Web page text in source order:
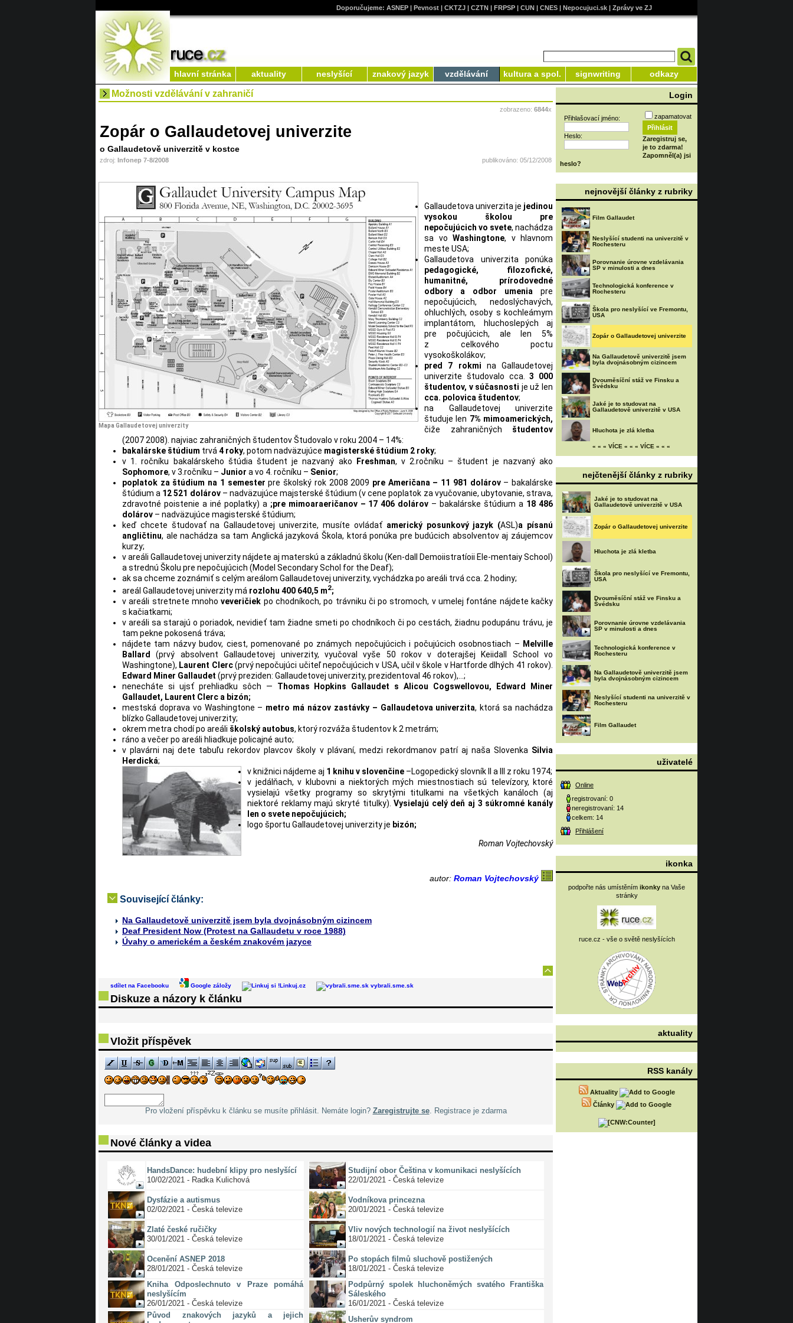
Doporučujeme: ASNEP| Pevnost| CKTZJ| CZTN| FRPSP| CUN| CNES| Nepocujuci.sk| Zprávy ve ZJ
hlavní stránka aktuality neslyšící znakový jazyk vzdělávání kultura a spol. signwriting odkazy
Možnosti vzdělávání v zahraničí
zobrazeno: 6844x
Zopár o Gallaudetovej univerzite
o Gallaudetově univerzitě v kostce
zdroj: Infonep 7-8/2008 publikováno: 05/12/2008
Mapa Gallaudetovej univerzity
Gallaudetova univerzita je jedinou
vysokou školou pre
nepočujúcich vo svete, nachádza
sa vo Washingtone, v hlavnom
meste USA;
Gallaudetova univerzita ponúka
pedagogické, filozofické,
humanitné, prírodovedné
odbory a odbor umenia pre
nepočujúcich, nedoslýchavých,
ohluchlých, osoby s kochleámym
implantátom, hluchoslepých aj
pre počujúcich, ale len 5%
z celkového poctu
vysokoškolákov;
pred 7 rokmi na Gallaudetovej
univerzite študovalo cca.3 000
študentov, v súčasnosti je už len
cca. polovica študentov;
na Gallaudetovej univerzite
študuje len 7% mimoamerických,
čiže zahraničných študentov
(2007 2008). najviac zahraničných študentov Študovalo v roku 2004 – 14%:
bakalárske štúdium trvá 4 roky, potom nadväzujúce magisterské štúdium 2 roky;
v 1. ročníku bakalárskeho štúdia študent je nazvaný ako
Freshman, v 2.ročníku – študent je nazvaný ako
Sophomore, v 3.ročníku – Junior a vo 4. ročníku – Senior;
poplatok za štúdium na 1 semesterpre školský rok 2008 2009 pre Američana – 11 981 dolárov– bakalárske
štúdium a 12 521 dolárov– nadväzujúce majsterské štúdium (v cene poplatok za vyučovanie, ubytovanie, strava,
zdravotné poistenie a iné poplatky) a ;pre mimoaraeričanov – 17 406 dolárov – bakalárske štúdium a 18 486
dolárov – nadväzujúce magisterské štúdium;
keď chcete študovať na Gallaudetovej univerzite, musíte ovládať americký posunkový jazyk (ASL)a písanú
angličtinu, ale nachádza sa tam Anglická jazyková Škola, ktorá ponúka pre budúcich absolventov aj záujemcov
kurzy;
v areáli Gallaudetovej univerzity nájdete aj materskú a základnú školu (Ken-dall Demoiistratíoii Ele-mentaiy School)
a strednú Školu pre nepočujúcich (Model Secondary Schol for the Deaf);
ak sa chceme zoznámiť s celým areálom Gallaudetovej univerzity, vychádzka po areáli trvá cca. 2 hodiny;
areál Gallaudetovej univerzity má rozlohu 400 640,5 m2;
v areáli stretnete mnoho veveričiek po chodníkoch, po trávniku či po stromoch, v umelej fontáne nájdete kačky
s kačiatkami;
v areáli sa starajú o poriadok, nevidieť tam žiadne smeti po chodníkoch či po cestách, žiadnu podupánu trávu, je
tam pekne pokosená tráva;
nájdete tam názvy budov, ciest, pomenované po známych nepočujúcich i počujúcich osobnostiach – Melville
Ballard
(prvý absolvent Gallaudetovej univerzity, vyučoval vyše 50 rokov v doterajšej Keiidall School vo
Washingtone), Laurent Clerc(prvý nepočujúci učiteľ nepočujúcich v USA, učil v škole v Hartforde dlhých 41 rokov).
Edward Miner Gallaudet (prvý preziden: Gallaudetovej univerzity, prezidentoval 46 rokov),…;
nenecháte si ujsť prehliadku sôch — Thomas Hopkins Gallaudet s Alicou Cogswellovou, Edward Miner
Gallaudet, Laurent Clerc a bizón;
mestská doprava vo Washingtone – metro má názov zastávky – Gallaudetova univerzita, ktorá sa nachádza
blízko Gallaudetovej univerzity;
okrem metra chodí po areáli školský autobus, ktorý rozváža študentov k 2 metrám;
ráno a večer po areáli hliadkuje policajné auto;
v plavárni naj dete tabuľu rekordov plavcov školy v plávaní, medzi rekordmanov patrí aj naša Slovenka Silvia
Herdická;
v knižnici nájdeme aj 1 knihu v slovenčine –Logopedický slovník II a III z roku 1974;
v jedálňach, v klubovni a niektorých mých miestnostiach sú televízory, ktoré
vysielajú všetky programy so skrytými titulkami na všetkých kanáloch (aj
niektoré reklamy majú skryté titulky).Vysielajú celý deň aj 3 súkromné kanály
len o svete nepočujúcich;
logo športu Gallaudetovej univerzity je bizón;
Roman Vojtechovský
autor: Roman Vojtechovský
Související články:
Na Gallaudetově univerzitě jsem byla dvojnásobným cizincem
Deaf President Now (Protest na Gallaudetu v roce 1988)
Úvahy o americkém a českém znakovém jazyce
sdílet na Facebooku Google záložy Linkuj.cz vybrali.sme.sk
Diskuze a názory k článku
Vložit příspěvek
Pro vložení příspěvku k článku se musíte přihlásit. Nemáte login? Zaregistrujte se. Registrace je zdarma
Nové články a videa
HandsDance: hudební klipy pro neslyšící
10/02/2021 - Radka Kulichová
Dysfázie a autismus
02/02/2021 - Česká televize
Zlaté české ručičky
30/01/2021 - Česká televize
Ocenění ASNEP 2018
28/01/2021 - Česká televize
Kniha Odposlechnuto v Praze pomáhá
neslyšícím
26/01/2021 - Česká televize
Původ znakových jazyků a jejich
Studijní obor Čeština v komunikaci neslyšících
22/01/2021 - Česká televize
Vodníkova princezna
20/01/2021 - Česká televize
Vliv nových technologií na život neslyšících
18/01/2021 - Česká televize
Po stopách filmů sluchově postižených
18/01/2021 - Česká televize
Podpůrný spolek hluchoněmých svatého Františka
Sáleského
16/01/2021 - Česká televize
Usherův syndrom
Login
Přihlašovací jméno:
Heslo:
zapamatovat
Zaregistruj se,
je to zdarma!
Zapomněl(a) jsi
heslo?
nejnovější články z rubriky
Film Gallaudet
Neslyšící studenti na univerzitě v
Rochesteru
Porovnanie úrovne vzdelávania
SP v minulosti a dnes
Technologická konference v
Rochesteru
Škola pro neslyšící ve Fremontu,
USA
Zopár o Gallaudetovej univerzite
Na Gallaudetově univerzitě jsem
byla dvojnásobným cizincem
Dvouměsíční stáž ve Finsku a
Švédsku
Jaké je to studovat na
Gallaudetově univerzitě v USA
Hluchota je zlá kletba
« « « VÍCE « « « VÍCE « « «
nejčtenější články z rubriky
Jaké je to studovat na
Gallaudetově univerzitě v USA
Zopár o Gallaudetovej univerzite
Hluchota je zlá kletba
Škola pro neslyšící ve Fremontu,
USA
Dvouměsíční stáž ve Finsku a
Švédsku
Porovnanie úrovne vzdelávania
SP v minulosti a dnes
Technologická konference v
Rochesteru
Na Gallaudetově univerzitě jsem
byla dvojnásobným cizincem
Neslyšící studenti na univerzitě v
Rochesteru
Film Gallaudet
uživatelé
Online
registrovaní: 0
neregistrovaní: 14
celkem: 14
Přihlášení
ikonka
podpořte nás umístěním ikonky na Vaše
stránky
ruce.cz - vše o světě neslyšících
aktuality
RSS kanály
Aktuality
Články